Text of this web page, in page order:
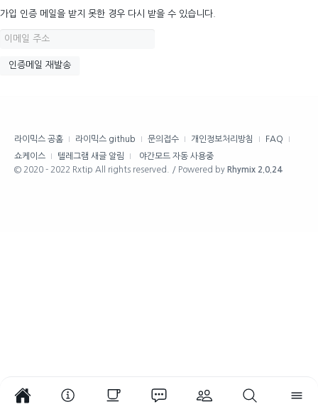
가입 인증 메일을 받지 못한 경우 다시 받을 수 있습니다.
라이믹스 공홈 라이믹스 github 문의접수 개인정보처리방침
FAQ
쇼케이스
텔레그램 새글 알림
야간모드 자동 사용중
© 2020 - 2022 Rxtip All rights reserved. / Powered by Rhymix 2.0.24